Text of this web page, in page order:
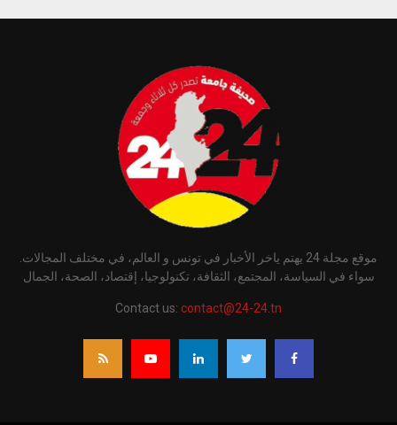
موقع مجلة 24 يهتم ياخر الأخبار في تونس و العالم، في مختلف المجالات.
سواء في السياسة، المجتمع، الثقافة، تكنولوجيا، إقتصاد، الصحة، الجمال
Contact us: contact@24-24.tn